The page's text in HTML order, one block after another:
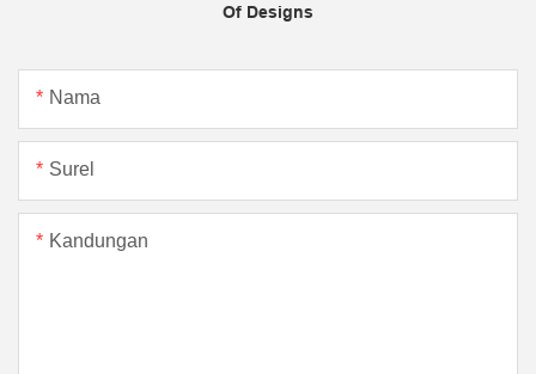
Of Designs
Nama
Surel
Kandungan